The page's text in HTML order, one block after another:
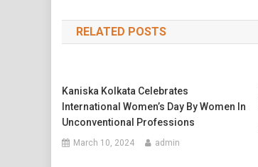
navigation
RELATED POSTS
Kaniska Kolkata Celebrates
International Women’s Day By Women In
Unconventional Professions
March 10, 2024 admin